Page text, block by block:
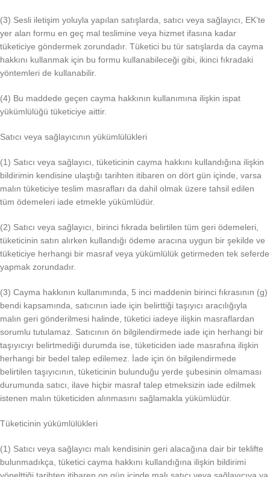
(3) Sesli iletişim yoluyla yapılan satışlarda, satıcı veya sağlayıcı, EK’te
yer alan formu en geç mal teslimine veya hizmet ifasına kadar
tüketiciye göndermek zorundadır. Tüketici bu tür satışlarda da cayma
hakkını kullanmak için bu formu kullanabileceği gibi, ikinci fıkradaki
yöntemleri de kullanabilir.
(4) Bu maddede geçen cayma hakkının kullanımına ilişkin ispat
yükümlülüğü tüketiciye aittir.
Satıcı veya sağlayıcının yükümlülükleri
(1) Satıcı veya sağlayıcı, tüketicinin cayma hakkını kullandığına ilişkin
bildirimin kendisine ulaştığı tarihten itibaren on dört gün içinde, varsa
malın tüketiciye teslim masrafları da dahil olmak üzere tahsil edilen
tüm ödemeleri iade etmekle yükümlüdür.
(2) Satıcı veya sağlayıcı, birinci fıkrada belirtilen tüm geri ödemeleri,
tüketicinin satın alırken kullandığı ödeme aracına uygun bir şekilde ve
tüketiciye herhangi bir masraf veya yükümlülük getirmeden tek seferde
yapmak zorundadır.
(3) Cayma hakkının kullanımında, 5 inci maddenin birinci fıkrasının (g)
bendi kapsamında, satıcının iade için belirttiği taşıyıcı aracılığıyla
malın geri gönderilmesi halinde, tüketici iadeye ilişkin masraflardan
sorumlu tutulamaz. Satıcının ön bilgilendirmede iade için herhangi bir
taşıyıcıyı belirtmediği durumda ise, tüketiciden iade masrafına ilişkin
herhangi bir bedel talep edilemez. İade için ön bilgilendirmede
belirtilen taşıyıcının, tüketicinin bulunduğu yerde şubesinin olmaması
durumunda satıcı, ilave hiçbir masraf talep etmeksizin iade edilmek
istenen malın tüketiciden alınmasını sağlamakla yükümlüdür.
Tüketicinin yükümlülükleri
(1) Satıcı veya sağlayıcı malı kendisinin geri alacağına dair bir teklifte
bulunmadıkça, tüketici cayma hakkını kullandığına ilişkin bildirimi